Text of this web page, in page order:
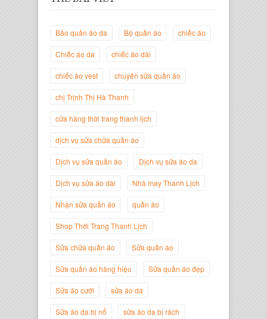
Trịnh Thị Hà Thanh
Trang Thanh Lịch
Nguyễn Minh Đức
Giám Đốc Công ty Cây Xanh Gia
Nguyễn
Bảo quản áo da Bộ quần áo chiếc áo
Chiếc áo da chiếc áo dài
chiếc áo vest chuyên sửa quần áo
chị Trịnh Thị Hà Thanh
cửa hàng thời trang thanh lịch
dịch vụ sửa chữa quần áo
Dịch vụ sửa quần áo Dịch vụ sửa áo da
Dịch vụ sửa áo dài Nhà may Thanh Lịch
Nhận sửa quần áo quần áo
Shop Thời Trang Thanh Lịch
Sửa chữa quần áo Sửa quần áo
Sửa quần áo hàng hiệu Sửa quần áo đẹp
Sửa áo cưới sửa áo da
Sửa áo da bị nổ sửa áo da bị rách